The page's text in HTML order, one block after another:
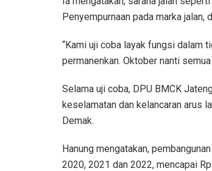
Penyempurnaan pada marka
“Kami uji coba layak fungsi dalam
permanenkan. Oktober nanti
Selama uji coba, DPU BMCK
keselamatan dan kelancaran arus
Demak.
Hanung mengatakan,
2020, 2021 dan 2022, mencapai